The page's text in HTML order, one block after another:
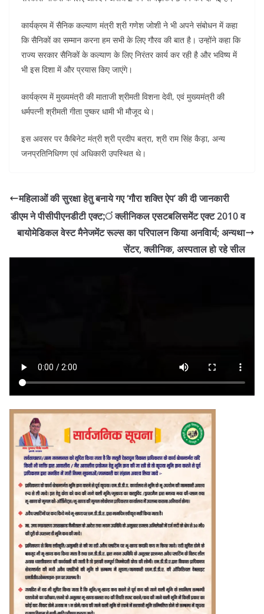
कार्यक्रम में सैनिक कल्याण मंत्री श्री गणेश जोशी ने भी अपने संबोधन में कहा
कि सैनिकों का सम्मान करना हम सभी के लिए गौरव की बात है। उन्होंने कहा कि
राज्य सरकार सैनिकों के कल्याण के लिए निरंतर कार्य कर रही है और भविष्य में
भी इस दिशा में और प्रयास किए जाएंगे।
कार्यक्रम में मुख्यमंत्री की माताजी श्रीमती विशना देवी, एवं मुख्यमंत्री की
धर्मपत्नी श्रीमती गीता पुष्कर धामी भी मौजूद थे।
इस अवसर पर कैबिनेट मंत्री श्री प्रदीप बत्रा, श्री राम सिंह कैड़ा, अन्य
जनप्रतिनिधिगण एवं अधिकारी उपस्थित थे।
महिलाओं की सुरक्षा हेतु बनाये गए ‘गौरा शक्ति ऐप’ की दी जानकारी
डीएम ने पीसीपीएनडीटी एक्ट;ं क्लीनिकल एसटबलिसमेंट एक्ट 2010 व
बायोमेडिकल वेस्ट मैनेजमेंट रूल्स का परिपालन किया अनविार्य; अन्यथा
सेंटर, क्लीनिक, अस्पताल हो रहे सील